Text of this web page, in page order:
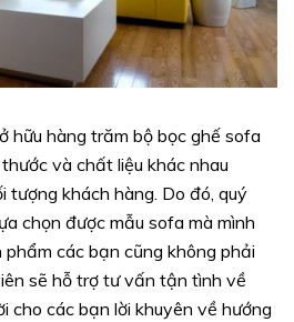
hữu hàng trăm bộ bọc ghế sofa
và chất liệu khác nhau
tượng khách hàng. Do đó, quý
chọn được mẫu sofa mà mình
các bạn cũng không phải
sẽ hỗ trợ tư vấn tận tình về
cho các bạn lời khuyên về hướng